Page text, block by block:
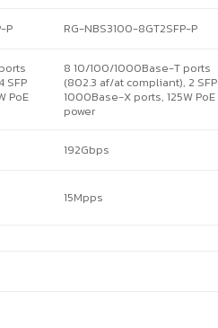
P RG-NBS3100-8GT2SFP-P
SFP
PoE
8 10/100/1000Base-T ports
(802.3 af/at compliant), 2 SFP
1000Base-X ports, 125W PoE
power
192Gbps
15Mpps